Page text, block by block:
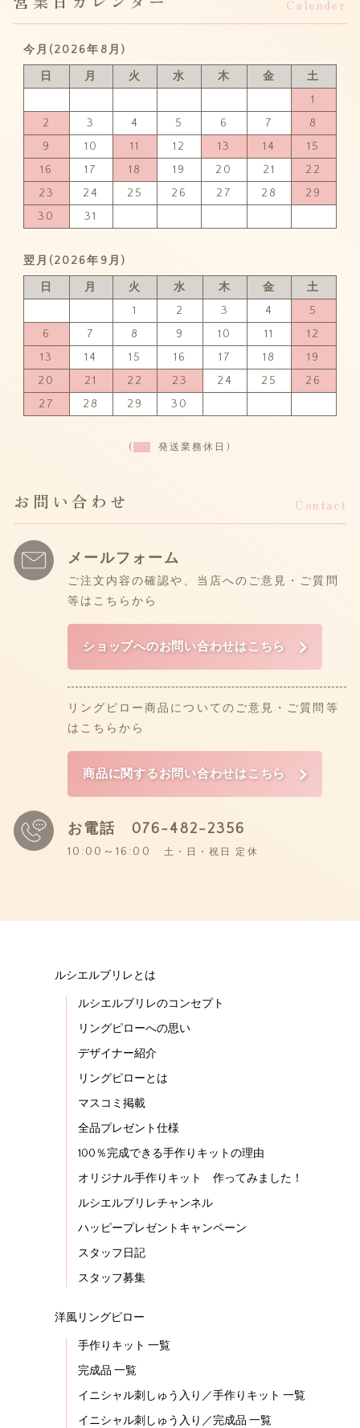
Calender
今月(2026年8月)
日 月 火 水 木 金
土
1
2
3 4 5 6 7
8
9
10 11 12 13 14
15
16
17 18 19 20 21
22
23
24 25 26 27 28
29
30
31
翌月(2026年9月)
日 月 火 水 木 金
土
1
2 3 4
5
6
7 8 9 10 11
12
13
14 15 16 17 18
19
20
21 22 23 24 25
26
27
28 29 30
( 発送業務休日)
お問い合わせ Contact
メールフォーム
ご注文内容の確認や、当店へのご意見・ご質問
等はこちらから
ショップへのお問い合わせはこちら
リングピロー商品についてのご意見・ご質問等
はこちらから
商品に関するお問い合わせはこちら
お電話 076-482-2356
10:00～16:00 土・日・祝日 定休
ルシエルブリレとは
ルシエルブリレのコンセプト
リングピローへの思い
デザイナー紹介
リングピローとは
マスコミ掲載
全品プレゼント仕様
100％完成できる手作りキットの理由
オリジナル手作りキット 作ってみました！
ルシエルブリレチャンネル
ハッピープレゼントキャンペーン
スタッフ日記
スタッフ募集
洋風リングピロー
手作りキット 一覧
完成品 一覧
イニシャル刺しゅう入り／手作りキット 一覧
イニシャル刺しゅう入り／完成品 一覧